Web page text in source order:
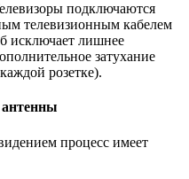
подключаются
телевизионным кабелем
исключает лишнее
затухание
розетке).
процесс имеет